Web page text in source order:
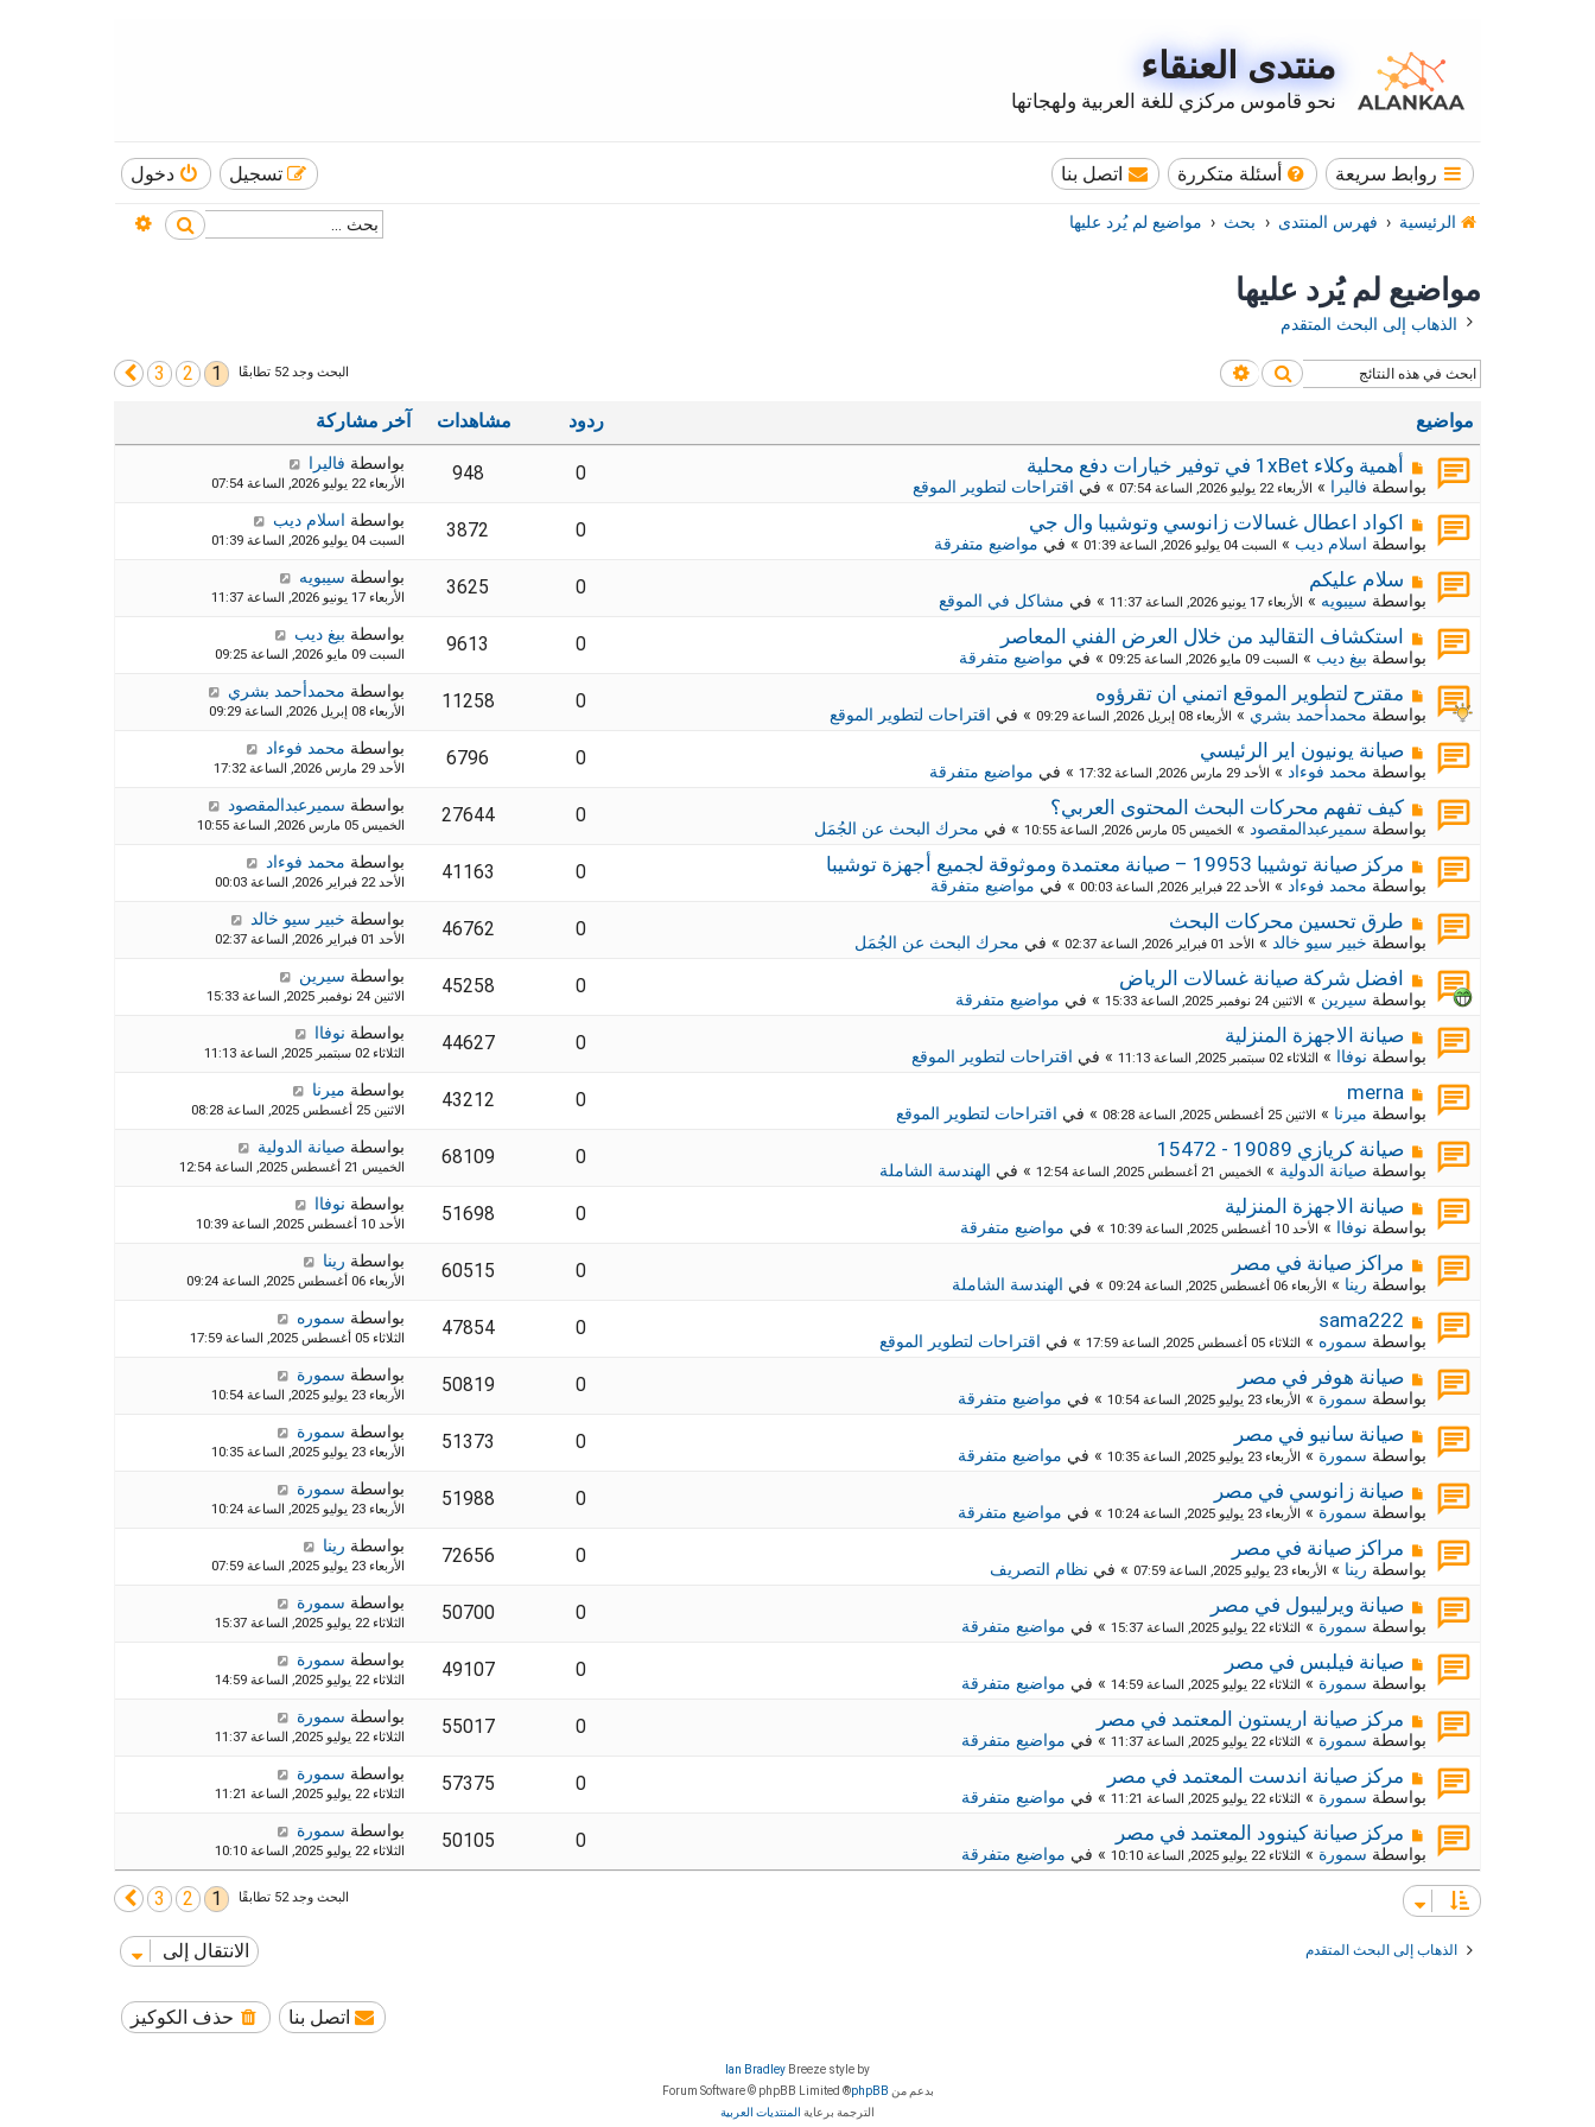
منتدى العنقاء
نحو قاموس مركزي للغة العربية ولهجاتها
روابط سريعة أسئلة متكررة اتصل بنا دخول تسجيل
الرئيسية فهرس المنتدى بحث مواضيع لم يُرد عليها بحث
مواضيع لم يُرد عليها
الذهاب إلى البحث المتقدم
بحث بحث متقدم البحث وجد 52 تطابقًا 1
2
3التالي
مواضيع ردود مشاهدات آخر مشاركة
م
ش
ر
ك
ة
ج
د
د
ة
أهمية وكلاء 1xBet في توفير خيارات دفع محلية
بواسطة فاليرا » الأربعاء 22 يوليو 2026, الساعة 07:54 » في اقتراحات لتطوير الموقع
0
948 بواسطة فاليرا
الأربعاء 22 يوليو 2026, الساعة 07:54
م
ش
ر
ك
ة
ج
د
ة
اكواد اعطال غسالات زانوسي وتوشيبا وال جي
بواسطة اسلام ديب » السبت 04 يوليو 2026, الساعة 01:39 » في مواضيع متفرقة
0
3872 بواسطة اسلام ديب
السبت 04 يوليو 2026, الساعة 01:39
م
ش
ر
ك
ة
ج
د
د
ة
سلام عليكم
بواسطة سيبويه » الأربعاء 17 يونيو 2026, الساعة 11:37 » في مشاكل في الموقع
0
3625 بواسطة سيبويه
الأربعاء 17 يونيو 2026, الساعة 11:37
م
ش
ك
ة
ج
د
د
ة
استكشاف التقاليد من خلال العرض الفني المعاصر
بواسطة بيغ ديب » السبت 09 مايو 2026, الساعة 09:25 » في مواضيع متفرقة
0
9613 بواسطة بيغ ديب
السبت 09 مايو 2026, الساعة 09:25
م
ش
ر
ك
ة
ج
د
ة
مقترح لتطوير الموقع اتمني ان تقرؤوه
بواسطة محمدأحمد بشري » الأربعاء 08 إبريل 2026, الساعة 09:29 » في اقتراحات لتطوير الموقع
0
11258 بواسطة محمدأحمد بشري
الأربعاء 08 إبريل 2026, الساعة 09:29
م
ش
ر
ك
ة
ج
د
د
ة
صيانة يونيون اير الرئيسي
بواسطة محمد فوءاد » الأحد 29 مارس 2026, الساعة 17:32 » في مواضيع متفرقة
0
6796 بواسطة محمد فوءاد
الأحد 29 مارس 2026, الساعة 17:32
م
ش
ك
ة
ج
د
د
ة
كيف تفهم محركات البحث المحتوى العربي؟
بواسطة سميرعبدالمقصود » الخميس 05 مارس 2026, الساعة 10:55 » في محرك البحث عن الجُمَل
0
27644 بواسطة سميرعبدالمقصود
الخميس 05 مارس 2026, الساعة 10:55
م
ش
ر
ك
ة
ج
د
د
ة
مركز صيانة توشيبا 19953 – صيانة معتمدة وموثوقة لجميع أجهزة توشيبا
بواسطة محمد فوءاد » الأحد 22 فبراير 2026, الساعة 00:03 » في مواضيع متفرقة
0
41163 بواسطة محمد فوءاد
الأحد 22 فبراير 2026, الساعة 00:03
م
ش
ر
ك
ة
ج
د
د
ة
طرق تحسين محركات البحث
بواسطة خبير سيو خالد » الأحد 01 فبراير 2026, الساعة 02:37 » في محرك البحث عن الجُمَل
0
46762 بواسطة خبير سيو خالد
الأحد 01 فبراير 2026, الساعة 02:37
م
ش
ر
ك
ة
ج
د
د
ة
افضل شركة صيانة غسالات الرياض
بواسطة سيرين » الاثنين 24 نوفمبر 2025, الساعة 15:33 » في مواضيع متفرقة
0
45258 بواسطة سيرين
الاثنين 24 نوفمبر 2025, الساعة 15:33
م
ش
ر
ك
ة
ج
د
د
ة
صيانة الاجهزة المنزلية
بواسطة نوفاا » الثلاثاء 02 سبتمبر 2025, الساعة 11:13 » في اقتراحات لتطوير الموقع
0
44627 بواسطة نوفاا
الثلاثاء 02 سبتمبر 2025, الساعة 11:13
م
ش
ر
ك
ة
ج
د
ة
merna
بواسطة ميرنا » الاثنين 25 أغسطس 2025, الساعة 08:28 » في اقتراحات لتطوير الموقع
0
43212 بواسطة ميرنا
الاثنين 25 أغسطس 2025, الساعة 08:28
م
ش
ر
ك
ة
ج
د
د
ة
صيانة كريازي 19089 - 15472
بواسطة صيانة الدولية » الخميس 21 أغسطس 2025, الساعة 12:54 » في الهندسة الشاملة
0
68109 بواسطة صيانة الدولية
الخميس 21 أغسطس 2025, الساعة 12:54
م
ش
ك
ة
ج
د
د
ة
صيانة الاجهزة المنزلية
بواسطة نوفاا » الأحد 10 أغسطس 2025, الساعة 10:39 » في مواضيع متفرقة
0
51698 بواسطة نوفاا
الأحد 10 أغسطس 2025, الساعة 10:39
م
ش
ر
ك
ة
ج
د
د
ة
مراكز صيانة في مصر
بواسطة رينا » الأربعاء 06 أغسطس 2025, الساعة 09:24 » في الهندسة الشاملة
0
60515 بواسطة رينا
الأربعاء 06 أغسطس 2025, الساعة 09:24
م
ش
ر
ك
ة
ج
د
د
ة
sama222
بواسطة سموره » الثلاثاء 05 أغسطس 2025, الساعة 17:59 » في اقتراحات لتطوير الموقع
0
47854 بواسطة سموره
الثلاثاء 05 أغسطس 2025, الساعة 17:59
م
ش
ر
ك
ة
ج
د
ة
صيانة هوفر في مصر
بواسطة سمورة » الأربعاء 23 يوليو 2025, الساعة 10:54 » في مواضيع متفرقة
0
50819 بواسطة سمورة
الأربعاء 23 يوليو 2025, الساعة 10:54
م
ش
ر
ك
ة
ج
د
د
ة
صيانة سانيو في مصر
بواسطة سمورة » الأربعاء 23 يوليو 2025, الساعة 10:35 » في مواضيع متفرقة
0
51373 بواسطة سمورة
الأربعاء 23 يوليو 2025, الساعة 10:35
م
ش
ك
ة
ج
د
د
ة
صيانة زانوسي في مصر
بواسطة سمورة » الأربعاء 23 يوليو 2025, الساعة 10:24 » في مواضيع متفرقة
0
51988 بواسطة سمورة
الأربعاء 23 يوليو 2025, الساعة 10:24
م
ش
ر
ك
ة
ج
د
ة
مراكز صيانة في مصر
بواسطة رينا » الأربعاء 23 يوليو 2025, الساعة 07:59 » في نظام التصريف
0
72656 بواسطة رينا
الأربعاء 23 يوليو 2025, الساعة 07:59
م
ش
ر
ك
ة
ج
د
ة
صيانة ويرليبول في مصر
بواسطة سمورة » الثلاثاء 22 يوليو 2025, الساعة 15:37 » في مواضيع متفرقة
0
50700 بواسطة سمورة
الثلاثاء 22 يوليو 2025, الساعة 15:37
م
ش
ك
ة
ج
د
ة
صيانة فيلبس في مصر
بواسطة سمورة » الثلاثاء 22 يوليو 2025, الساعة 14:59 » في مواضيع متفرقة
0
49107 بواسطة سمورة
الثلاثاء 22 يوليو 2025, الساعة 14:59
م
ش
ك
ة
ج
د
ي
د
ة
مركز صيانة اريستون المعتمد في مصر
بواسطة سمورة » الثلاثاء 22 يوليو 2025, الساعة 11:37 » في مواضيع متفرقة
0
55017 بواسطة سمورة
الثلاثاء 22 يوليو 2025, الساعة 11:37
م
ش
ك
ة
ج
د
د
ة
مركز صيانة اندست المعتمد في مصر
بواسطة سمورة » الثلاثاء 22 يوليو 2025, الساعة 11:21 » في مواضيع متفرقة
0
57375 بواسطة سمورة
الثلاثاء 22 يوليو 2025, الساعة 11:21
م
ش
ا
ر
ك
ج
د
مركز صيانة كينوود المعتمد في مصر
بواسطة سمورة » الثلاثاء 22 يوليو 2025, الساعة 10:10 » في مواضيع متفرقة
0
50105 بواسطة سمورة
الثلاثاء 22 يوليو 2025, الساعة 10:10
البحث وجد 52 تطابقًا 1
2
3التالي
الذهاب إلى البحث المتقدم الانتقال إلى
حذف الكوكيز اتصل بنا
Breeze style by
Ian Bradley
بدعم من phpBB
® Forum Software © phpBB Limited
الترجمة برعاية المنتديات العربية